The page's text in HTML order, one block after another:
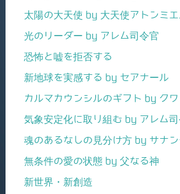
太陽の大天使 by 大天使アトンミエ
光のリーダー by アレム司令官
恐怖と嘘を拒否する
新地球を実感する by セアナール
カルマカウンシルのギフト by ク
気象安定化に取り組む by アレム司
魂のあるなしの見分け方 by サナ
無条件の愛の状態 by 父なる神
新世界・新創造